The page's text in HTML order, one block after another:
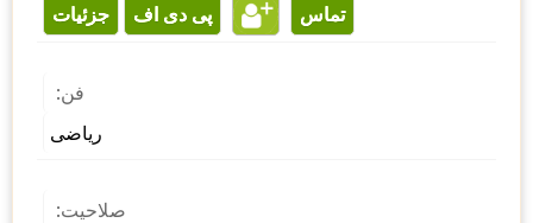
جزئیات پی دی اف تماس
فن:
ریاضی
صلاحیت: